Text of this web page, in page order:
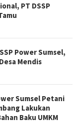
PT DSSP
Power Sumsel,
Mendis
Sumsel Petani
Lakukan
Baku UMKM